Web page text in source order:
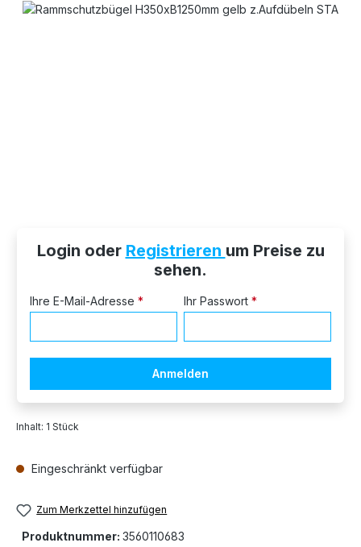
Bildergalerie überspringen
Login oder Registrieren um Preise zu
sehen.
Ihre E-Mail-Adresse * Ihr Passwort *
Anmelden
Inhalt: 1 Stück
Eingeschränkt verfügbar
Zum Merkzettel hinzufügen
Produktnummer: 3560110683